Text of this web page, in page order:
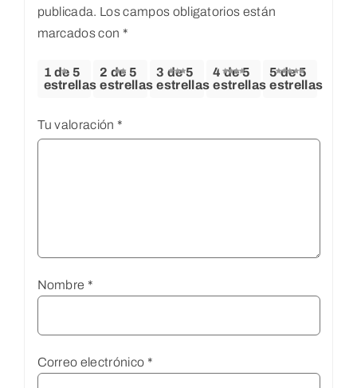
publicada. Los campos obligatorios están
marcados con *
1 de 5
estrellas
2 de 5
estrellas
3 de 5
estrellas
4 de 5
estrellas
5 de 5
estrellas
Tu valoración *
Nombre *
Correo electrónico *